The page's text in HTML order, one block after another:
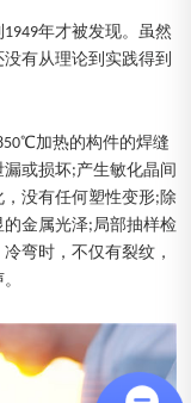
年才被发现。虽然
有从理论到实践得到
加热的构件的焊缝
或损坏;产生敏化晶间
没有任何塑性变形;除
金属光泽;局部抽样检
弯时，不仅有裂纹，